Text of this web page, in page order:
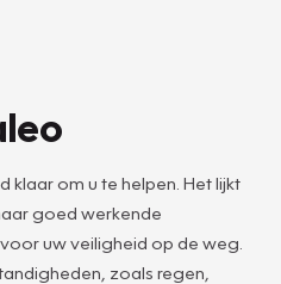
klaar om u te helpen. Het lijkt
goed werkende
uw veiligheid op de weg.
zoals regen,